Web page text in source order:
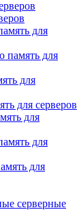
для
память для
для
для серверов
для
для
для